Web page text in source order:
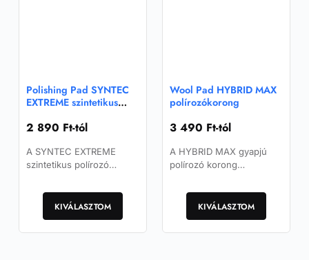
Polishing Pad SYNTEC
EXTREME szintetikus
2 890 Ft-tól
A SYNTEC EXTREME
szintetikus polírozó
karcok, erős oxidáció és
súlyos lakksérülések
eltávolítására.
KIVÁLASZTOM
Ennek
terméknek
több
Wool Pad HYBRID MAX
polírozókorong
3 490 Ft-tól
A HYBRID MAX gyapjú
polírozó korong
(orbitális)
polírozógépekhez, mély
karcok, erős oxidáció és
súlyos…
KIVÁLASZTOM
Ennek
terméknek
több